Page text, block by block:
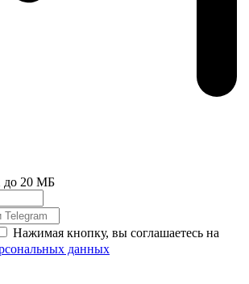
до 20 МБ
Нажимая кнопку, вы соглашаетесь на
данных